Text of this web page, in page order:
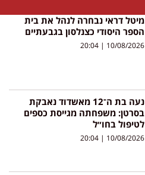
מיטל דראי נבחרה לנהל את בית
הספר היסודי כצנלסון בגבעתיים
10/08/2026
נעה בת ה־12 מאשדוד נאבקת
בסרטן: משפחתה מגייסת כספים
לטיפול בחו״ל
10/08/2026